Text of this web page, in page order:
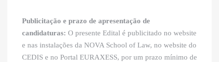
Publicitação e prazo de apresentação de
candidaturas: O presente Edital é publicitado no website
e nas instalações da NOVA School of Law, no website do
CEDIS e no Portal EURAXESS, por um prazo mínimo de